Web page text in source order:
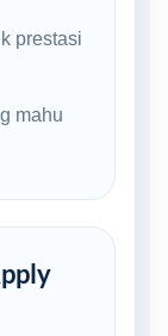
prestasi
mahu